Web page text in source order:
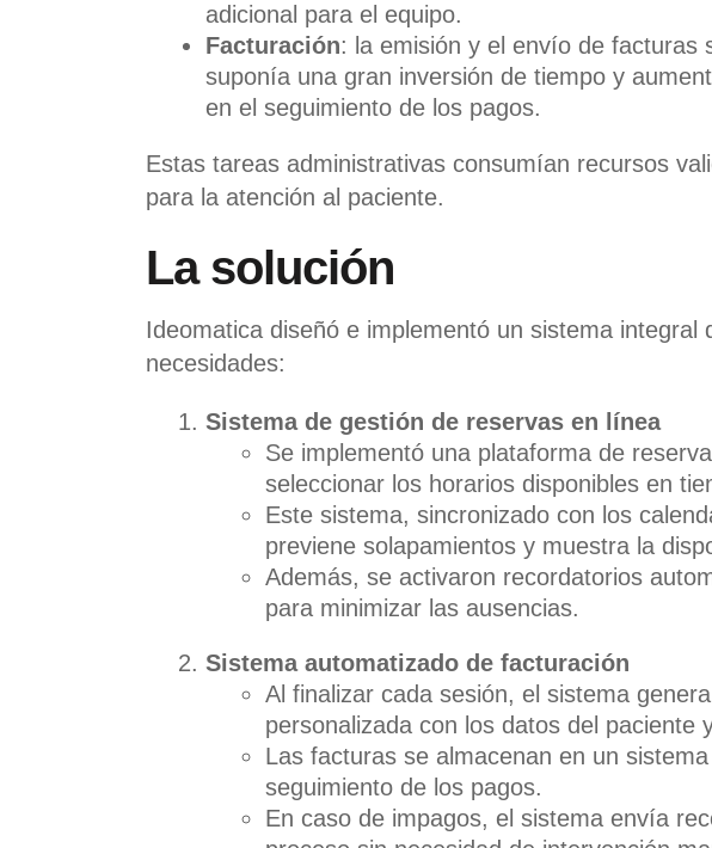
adicional para el equipo.
Facturación: la emisión y el envío de facturas
suponía una gran inversión de tiempo y
en el seguimiento de los pagos.
Estas tareas administrativas consumían recursos
para la atención al paciente.
La solución
Ideomatica diseñó e implementó un sistema
necesidades:
Sistema de gestión de reservas en línea
Se implementó una plataforma de
seleccionar los horarios disponibles en
Este sistema, sincronizado con los
previene solapamientos y muestra la
Además, se activaron recordatorios
para minimizar las ausencias.
Sistema automatizado de facturación
Al finalizar cada sesión, el sistema
personalizada con los datos del paciente
Las facturas se almacenan en un
seguimiento de los pagos.
En caso de impagos, el sistema envía